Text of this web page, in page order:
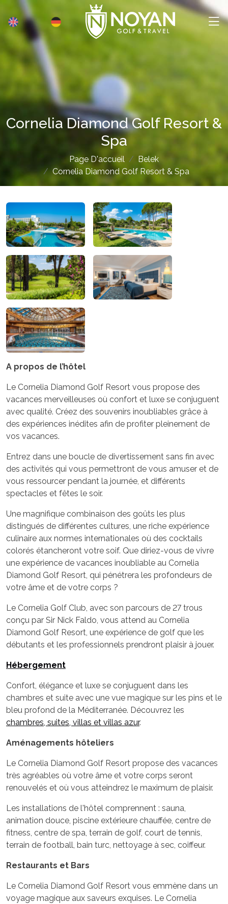
Cornelia Diamond Golf Resort &
Spa
Page D'accueil
Belek
Cornelia Diamond Golf Resort & Spa
A propos de l’hôtel
Le Cornelia Diamond Golf Resort vous propose des
vacances merveilleuses où confort et luxe se conjuguent
avec qualité. Créez des souvenirs inoubliables grâce à
des expériences inédites afin de profiter pleinement de
vos vacances.
Entrez dans une boucle de divertissement sans fin avec
des activités qui vous permettront de vous amuser et de
vous ressourcer pendant la journée, et différents
spectacles et fêtes le soir.
Une magnifique combinaison des goûts les plus
distingués de différentes cultures, une riche expérience
culinaire aux normes internationales où des cocktails
colorés étancheront votre soif. Que diriez-vous de vivre
une expérience de vacances inoubliable au Cornelia
Diamond Golf Resort, qui pénétrera les profondeurs de
votre âme et de votre corps ?
Le Cornelia Golf Club, avec son parcours de 27 trous
conçu par Sir Nick Faldo, vous attend au Cornelia
Diamond Golf Resort, une expérience de golf que les
débutants et les professionnels prendront plaisir à jouer.
Hébergement
Confort, élégance et luxe se conjuguent dans les
chambres et suite avec une vue magique sur les pins et le
bleu profond de la Méditerranée. Découvrez les
chambres, suites, villas et villas azur.
Aménagements hôteliers
Le Cornelia Diamond Golf Resort propose des vacances
très agréables où votre âme et votre corps seront
renouvelés et où vous atteindrez le maximum de plaisir.
Les installations de l'hôtel comprennent : sauna,
animation douce, piscine extérieure chauffée, centre de
fitness, centre de spa, terrain de golf, court de tennis,
terrain de football, bain turc, nettoyage à sec, coiffeur.
Restaurants et Bars
Le Cornelia Diamond Golf Resort vous emmène dans un
voyage magique aux saveurs exquises. Le Cornelia